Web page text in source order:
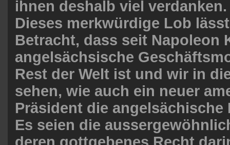
ihnen deshalb viel verdanken.
Dieses merkwürdige Lob
Betracht, dass seit Napoleon
angelsächsische
Rest der Welt ist und wir in
sehen, wie auch ein neuer
Präsident die
Es seien die